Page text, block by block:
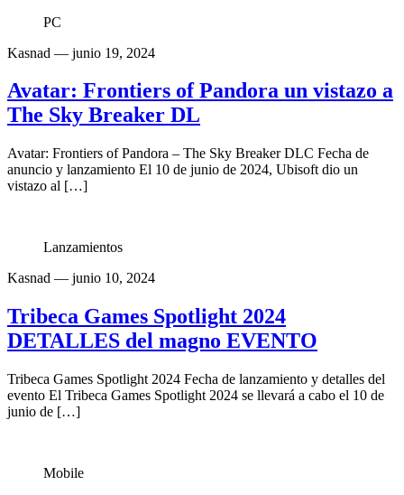
PC
Kasnad — junio 19, 2024
Avatar: Frontiers of Pandora un vistazo a
The Sky Breaker DL
Avatar: Frontiers of Pandora – The Sky Breaker DLC Fecha de
anuncio y lanzamiento El 10 de junio de 2024, Ubisoft dio un
vistazo al […]
Lanzamientos
Kasnad — junio 10, 2024
Tribeca Games Spotlight 2024
DETALLES del magno EVENTO
Tribeca Games Spotlight 2024 Fecha de lanzamiento y detalles del
evento El Tribeca Games Spotlight 2024 se llevará a cabo el 10 de
junio de […]
Mobile